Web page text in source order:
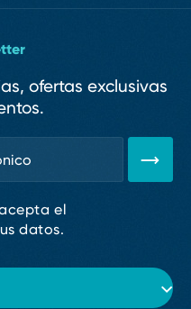
ofertas exclusivas
el
datos.